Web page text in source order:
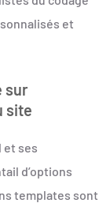
et
sur
site
et ses
d’options
templates sont